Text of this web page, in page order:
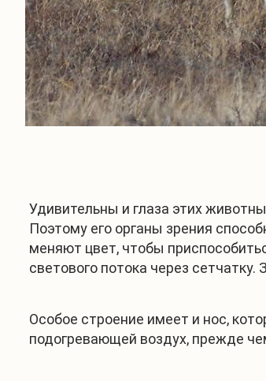
Удивительны и глаза этих
Поэтому его органы зрения
меняют цвет, чтобы
светового потока через
Особое строение имеет и нос,
подогревающей воздух, прежде